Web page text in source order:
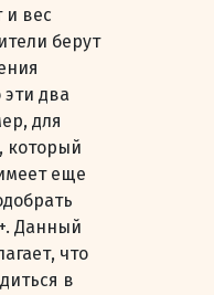
и вес
берут
два
для
который
еще
Данный
что
в